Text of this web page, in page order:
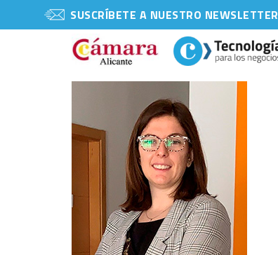
SUSCRÍBETE A NUESTRO NEWSLETTER